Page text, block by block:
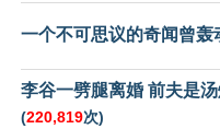
一个不可思议的奇闻曾轰
李谷一劈腿离婚 前夫是
(220,819次)